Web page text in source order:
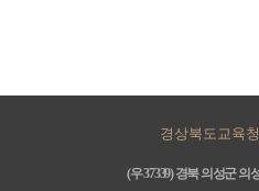
경상북도교육
(우 37339) 경북 의성군 의